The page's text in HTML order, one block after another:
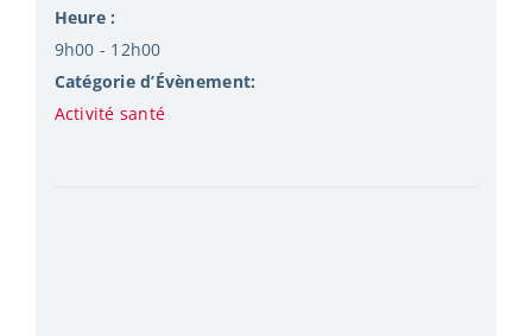
Heure :
9h00 - 12h00
Catégorie d’Évènement:
Activité santé